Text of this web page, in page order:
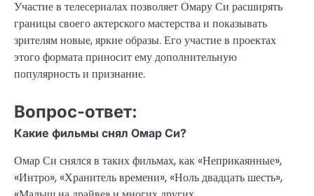
Участие в телесериалах позволяет Омару Си расширять
границы своего актерского мастерства и показывать
зрителям новые, яркие образы. Его участие в проектах
этого формата приносит ему дополнительную
популярность и признание.
Вопрос-ответ:
Какие фильмы снял Омар Си?
Омар Си снялся в таких фильмах, как «Неприкаянные»,
«Интро», «Хранитель времени», «Ноль двадцать шесть»,